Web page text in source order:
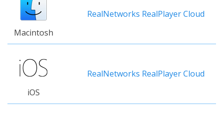
Macintosh
RealNetworks RealPlayer Cloud
iOS
RealNetworks RealPlayer Cloud